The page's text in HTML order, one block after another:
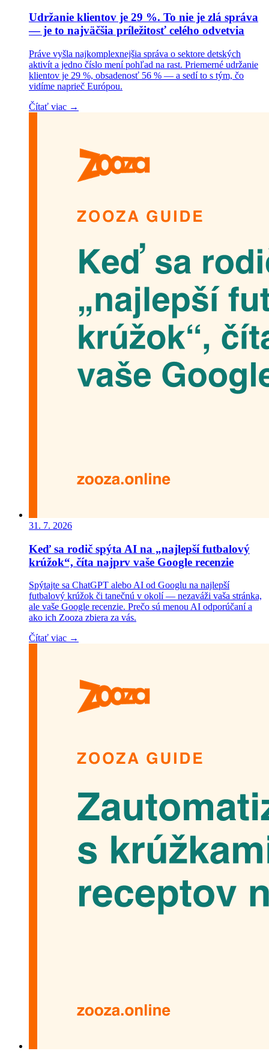
Udržanie klientov je 29 %. To nie je zlá správa
— je to najväčšia príležitosť celého odvetvia
Práve vyšla najkomplexnejšia správa o sektore detských
aktivít a jedno číslo mení pohľad na rast. Priemerné udržanie
klientov je 29 %, obsadenosť 56 % — a sedí to s tým, čo
vidíme naprieč Európou.
Čítať viac →
31. 7. 2026
Keď sa rodič spýta AI na „najlepší futbalový
krúžok“, číta najprv vaše Google recenzie
Spýtajte sa ChatGPT alebo AI od Googlu na najlepší
futbalový krúžok či tanečnú v okolí — nezaváži vaša stránka,
ale vaše Google recenzie. Prečo sú menou AI odporúčaní a
ako ich Zooza zbiera za vás.
Čítať viac →